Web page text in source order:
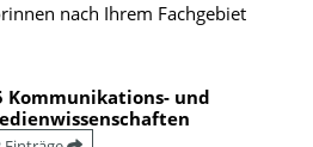
nach Ihrem Fachgebiet
Kommunikations- und